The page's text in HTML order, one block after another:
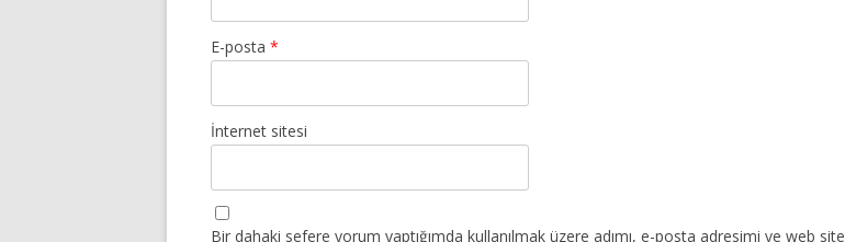
E-posta *
İnternet sitesi
Bir dahaki sefere yorum yaptığımda kullanılmak üzere adımı, e-posta adresimi ve web site